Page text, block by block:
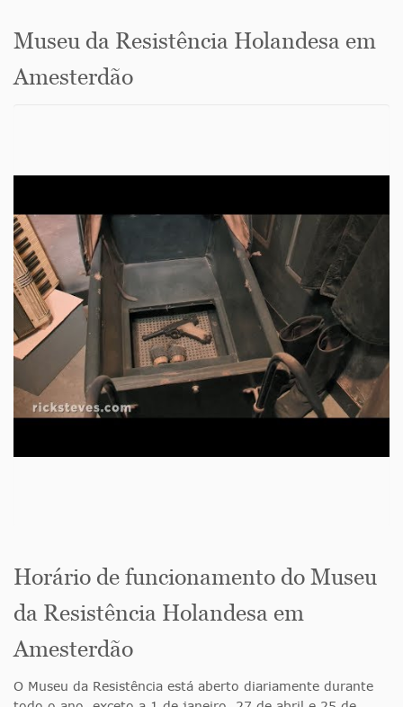
Museu da Resistência Holandesa em
Amesterdão
Horário de funcionamento do Museu
da Resistência Holandesa em
Amesterdão
O Museu da Resistência está aberto diariamente durante